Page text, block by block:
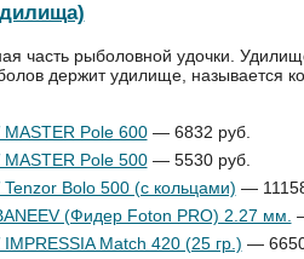
часть рыболовной удочки.
держит удилище, называется
Pole 600— 6832 руб.
Pole 500— 5530 руб.
Bolo 500 (с кольцами) —
(Фидер Foton PRO) 2.27 мм.
Match 420 (25 гр.) —